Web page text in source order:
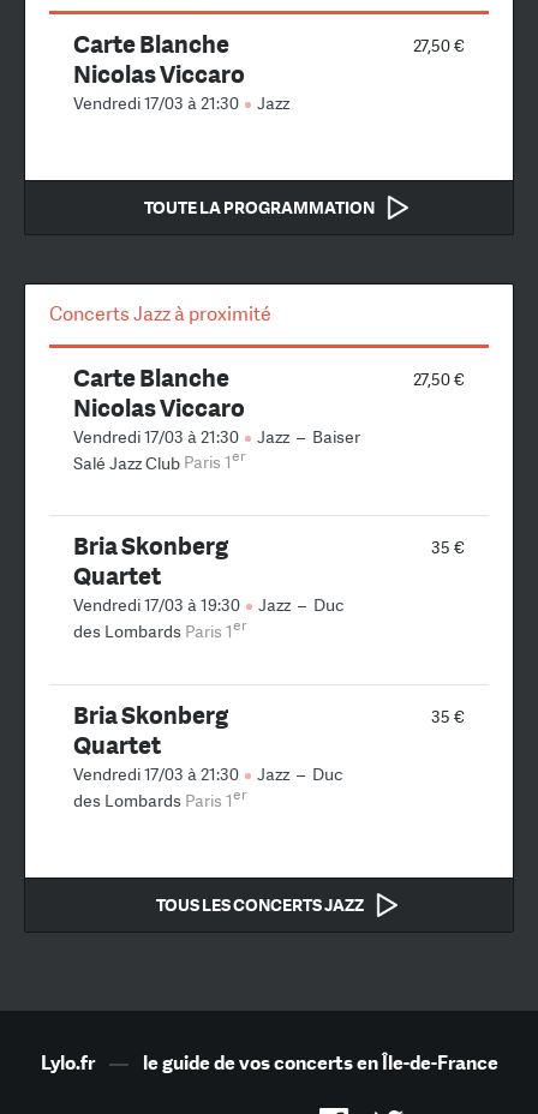
27,50 €
Carte Blanche
Nicolas Viccaro
Vendredi 17/03 à 21:30 Jazz
TOUTE LA PROGRAMMATION
Concerts Jazz à proximité
27,50 €
Carte Blanche
Nicolas Viccaro
Vendredi 17/03 à 21:30 Jazz – Baiser
Salé Jazz Club Paris 1er
35 €
Bria Skonberg
Quartet
Vendredi 17/03 à 19:30 Jazz – Duc
des Lombards Paris 1er
35 €
Bria Skonberg
Quartet
Vendredi 17/03 à 21:30 Jazz – Duc
des Lombards Paris 1er
TOUS LES CONCERTS JAZZ
Lylo.fr— le guide de vos concerts en Île-de-France